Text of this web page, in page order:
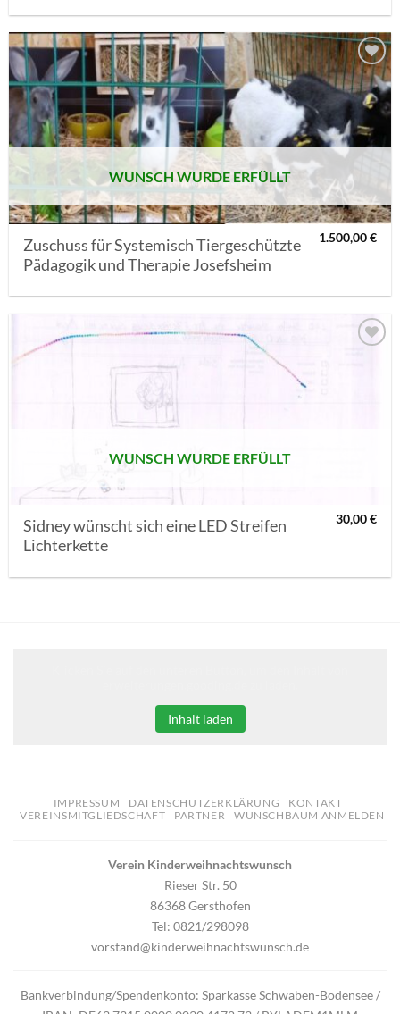
AUF MEINE
MERKLISTE
SETZEN
WUNSCH WURDE ERFÜLLT
Zuschuss für Systemisch Tiergeschützte
Pädagogik und Therapie Josefsheim
1.500,00€
WUNSCH WURDE ERFÜLLT
Sidney wünscht sich eine LED Streifen
Lichterkette
30,00€
Inhalt laden
IMPRESSUM DATENSCHUTZERKLÄRUNG
KONTAKT
VEREINSMITGLIEDSCHAFT
PARTNER WUNSCHBAUM ANMELDEN
Verein Kinderweihnachtswunsch
Rieser Str. 50
86368 Gersthofen
Tel: 0821/298098
vorstand@kinderweihnachtswunsch.de
Bankverbindung/Spendenkonto: Sparkasse Schwaben-Bodensee /